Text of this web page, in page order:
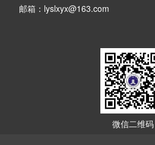
邮箱：lyslxyx@163.com
微信二维码